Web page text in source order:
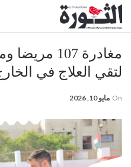
مغادرة 107
لتقي العلاج في
On مايو 10, 2026